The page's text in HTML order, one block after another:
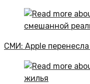
СМИ: Apple